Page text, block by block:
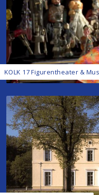
KOLK 17 Figurentheater &